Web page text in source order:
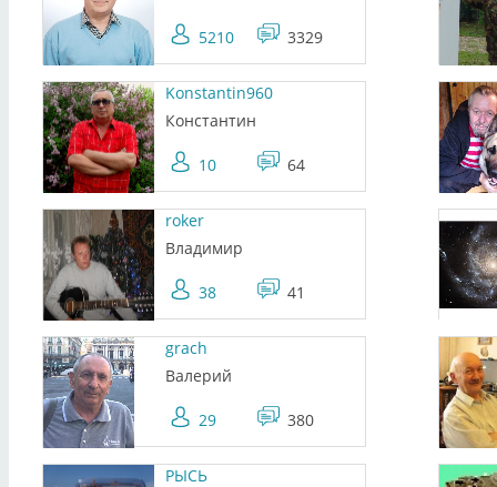
5210 3329
Konstantin960
Константин
10 64
roker
Владимир
38 41
grach
Валерий
29 380
РЫСЬ